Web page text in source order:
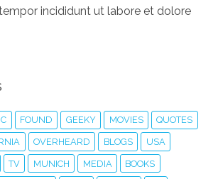
incididunt ut labore et dolore
FOUND GEEKY MOVIES QUOTES
OVERHEARD BLOGS USA
TV MUNICH MEDIA BOOKS